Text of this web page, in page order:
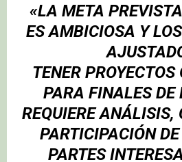
«LA META
ES AMBICIOSA Y
TENER
PARA FINALES DE
REQUIERE ANÁLISIS,
PARTICIPACIÓN
PARTES